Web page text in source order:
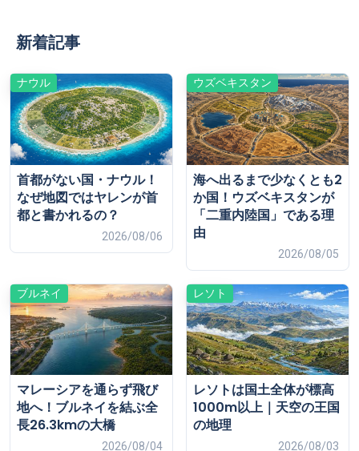
新着記事
ナウル
首都がない国・ナウル！
なぜ地図ではヤレンが首
都と書かれるの？
2026/08/06
ウズベキスタン
海へ出るまで少なくとも2
か国！ウズベキスタンが
「二重内陸国」である理
由
2026/08/05
ブルネイ
マレーシアを通らず飛び
地へ！ブルネイを結ぶ全
長26.3kmの大橋
2026/08/04
レソト
レソトは国土全体が標高
1000m以上｜天空の王国
の地理
2026/08/03